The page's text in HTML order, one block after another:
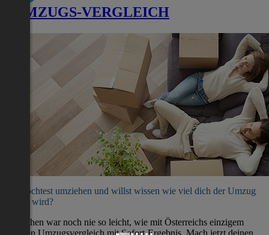
UMZUGS-VERGLEICH
Du möchtest umziehen und willst wissen wie viel dich der Umzug
kosten wird?
Umziehen war noch nie so leicht, wie mit Österreichs einzigem